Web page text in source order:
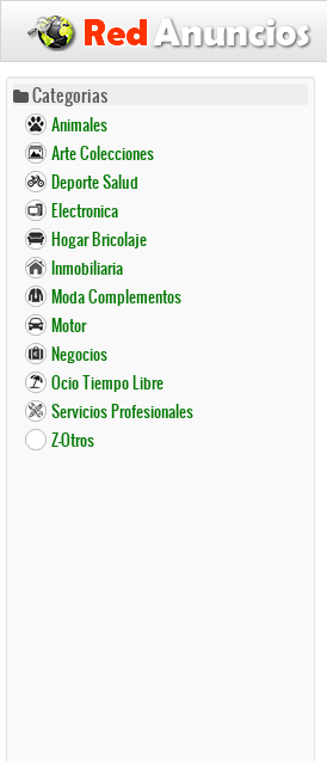
Pasar
contenido
principal
Categorias
Animales
Arte Colecciones
Deporte Salud
Electronica
Hogar Bricolaje
Inmobiliaria
Moda Complementos
Motor
Negocios
Ocio Tiempo Libre
Servicios Profesionales
Z-Otros